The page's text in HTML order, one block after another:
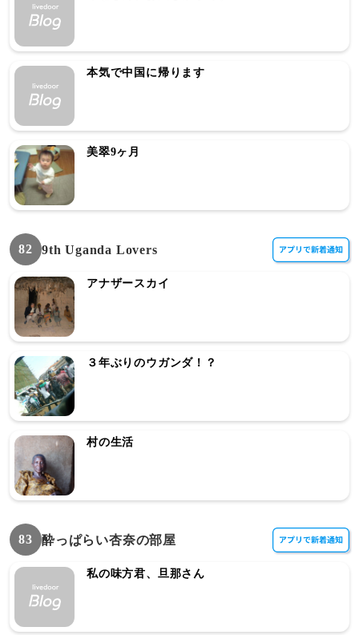
本気で中国に帰ります
美翠9ヶ月
82 9th Uganda Lovers
アナザースカイ
３年ぶりのウガンダ！？
村の生活
83 酔っぱらい杏奈の部屋
私の味方君、旦那さん